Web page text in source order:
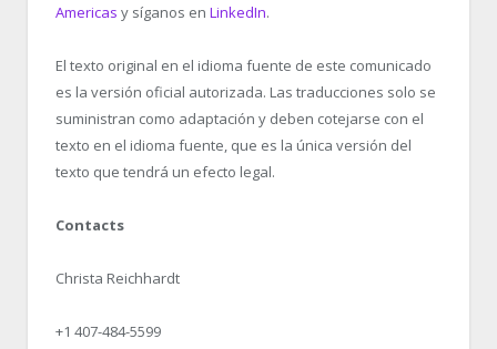
Americas y síganos en LinkedIn.
El texto original en el idioma fuente de este comunicado
es la versión oficial autorizada. Las traducciones solo se
suministran como adaptación y deben cotejarse con el
texto en el idioma fuente, que es la única versión del
texto que tendrá un efecto legal.
Contacts
Christa Reichhardt
+1 407-484-5599